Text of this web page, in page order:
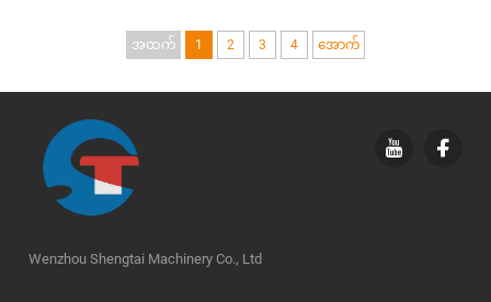
အထက် 1 2 3 4 အောက်
Wenzhou Shengtai Machinery Co., Ltd